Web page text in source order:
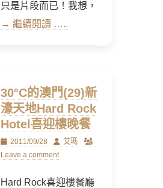
只是片段而已！我想，
→ 繼續閱讀 …..
30°C的澳門(29)新
濠天地Hard Rock
Hotel喜迎樓晚餐
Posted
on
2011/09/28 Author
艾瑪
Leave a comment
Hard Rock喜迎樓餐廳